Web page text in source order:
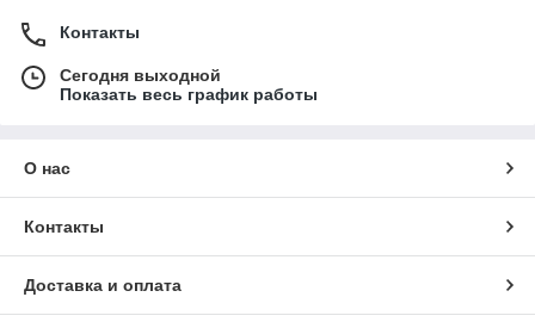
Контакты
Сегодня выходной
Показать весь график работы
О нас
Контакты
Доставка и оплата